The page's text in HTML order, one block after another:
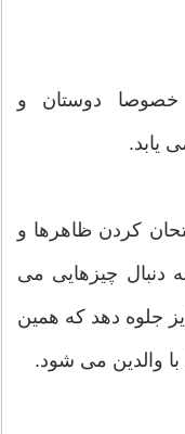
خصوصا دوستان و
یابد.
کردن ظاهرها و
چیزهایی می
جلوه دهد که همین
والدین می شود.